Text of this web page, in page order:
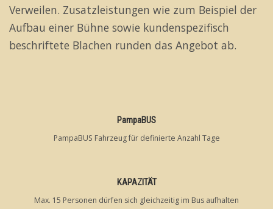
Verweilen. Zusatzleistungen wie zum Beispiel der
Aufbau einer Bühne sowie kundenspezifisch
beschriftete Blachen runden das Angebot ab.
PampaBUS
PampaBUS Fahrzeug für definierte Anzahl Tage
KAPAZITÄT
Max. 15 Personen dürfen sich gleichzeitig im Bus aufhalten